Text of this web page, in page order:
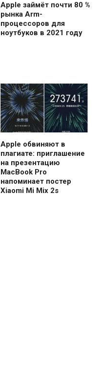
Apple займёт почти 80 %
рынка Arm-
процессоров для
ноутбуков в 2021 году
Apple обвиняют в
плагиате: приглашение
на презентацию
MacBook Pro
напоминает постер
Xiaomi Mi Mix 2s